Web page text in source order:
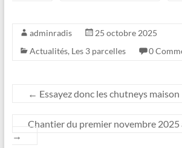
adminradis
25 octobre 2025
Actualités, Les 3 parcelles 0
← Essayez donc les chutneys maison
Chantier du premier novembre 2025
→